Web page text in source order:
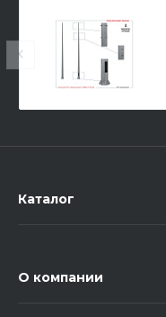
Каталог
О компании